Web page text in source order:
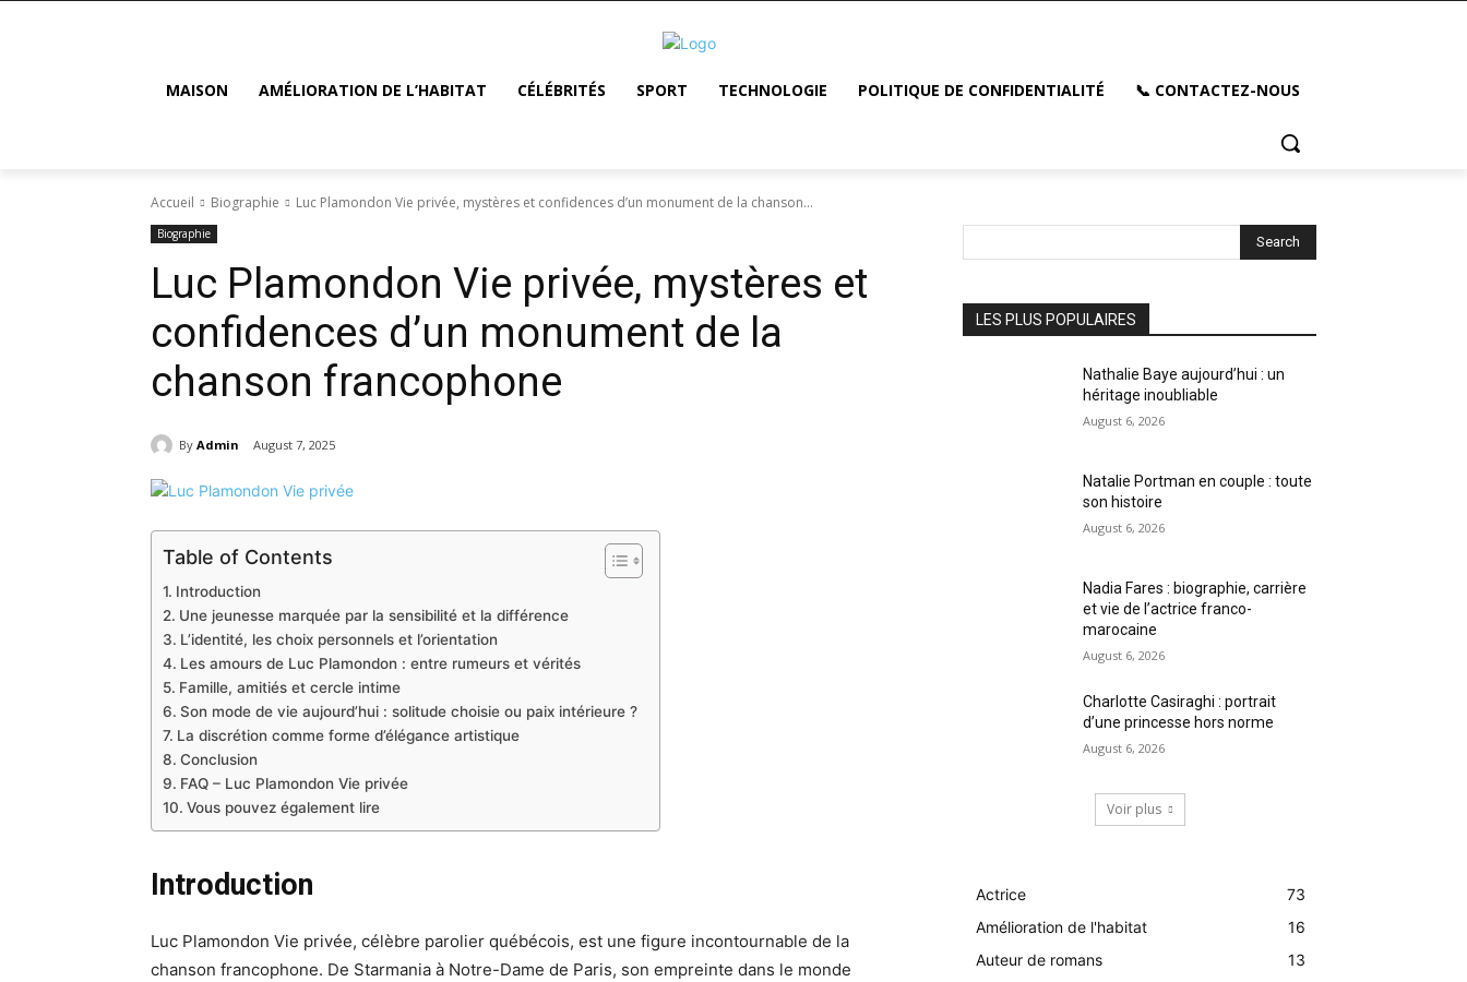
MAISON AMÉLIORATION DE L’HABITAT CÉLÉBRITÉS SPORT TECHNOLOGIE POLITIQUE DE CONFIDENTIALITÉ 📞 CONTACTEZ-NOUS
Accueil Biographie Luc Plamondon Vie privée, mystères et confidences d’un monument de la chanson...
Biographie
Luc Plamondon Vie privée, mystères et
confidences d’un monument de la
chanson francophone
By Admin August 7, 2025
Table of Contents
Introduction
Une jeunesse marquée par la sensibilité et la différence
L’identité, les choix personnels et l’orientation
Les amours de Luc Plamondon : entre rumeurs et vérités
Famille, amitiés et cercle intime
Son mode de vie aujourd’hui : solitude choisie ou paix intérieure ?
La discrétion comme forme d’élégance artistique
Conclusion
FAQ – Luc Plamondon Vie privée
Vous pouvez également lire
Introduction
Luc Plamondon Vie privée, célèbre parolier québécois, est une figure incontournable de la
chanson francophone. De Starmania à Notre-Dame de Paris, son empreinte dans le monde
Search
LES PLUS POPULAIRES
Nathalie Baye aujourd’hui : un
héritage inoubliable
August 6, 2026
Natalie Portman en couple : toute
son histoire
August 6, 2026
Nadia Fares : biographie, carrière
et vie de l’actrice franco-
marocaine
August 6, 2026
Charlotte Casiraghi : portrait
d’une princesse hors norme
August 6, 2026
Voir plus
Actrice
73
Amélioration de l'habitat
16
Auteur de romans
13